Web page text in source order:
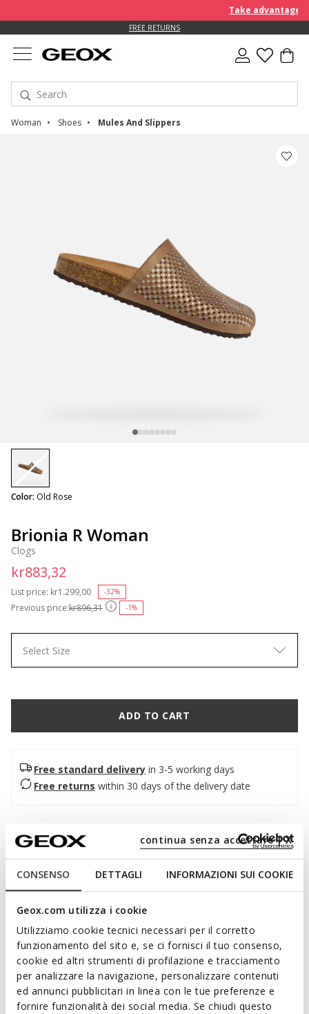
CONSENSO DETTAGLI INFORMAZIONI SUI COOKIE
Geox.com utilizza i cookie
Utilizziamo cookie tecnici necessari per il corretto
funzionamento del sito e, se ci fornisci il tuo consenso,
cookie ed altri strumenti di profilazione e tracciamento
per analizzare la navigazione, personalizzare contenuti
ed annunci pubblicitari in linea con le tue preferenze e
fornire funzionalità dei social media. Se chiudi questo
continua senza accettare | X
Take advantage
FREE RETURNS
Woman Shoes Mules And Slippers
Brionia R Woman
Clogs
Previous price:kr896,31 -1%
List price: Price reduced from
kr1.299,00 -32%
kr883,32
Color: Old Rose
selected
Select Size
ADD TO CART
Free standard delivery in 3-5 working days
Free returns within 30 days of the delivery date
breathability and comfort. Made from antique pink suede-
looks.
ITEM CODE:D65Y3G000AUC8014
Features
Quick and easy to put on